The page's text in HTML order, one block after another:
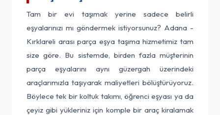
Tam bir evi taşımak yerine sadece belirli
eşyalarınızı mı göndermek istiyorsunuz? Adana -
Kırklareli arası parça eşya taşıma hizmetimiz tam
size göre. Bu sistemde, birden fazla müşterinin
parça eşyalarını aynı güzergah üzerindeki
araçlarımızla taşıyarak maliyetleri bölüştürüyoruz.
Böylece tek bir koltuk takımı, öğrenci eşyası ya da
çeyiz gibi yükleriniz için komple bir araç kiralamak